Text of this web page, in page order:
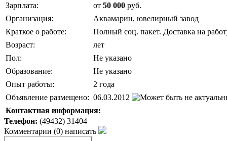
Зарплата:
от 50 000 руб.
Организация:
Аквамарин, ювелирный завод
Краткое о работе:
Полный соц. пакет. Доставка на
Возраст:
лет
Пол:
Не указано
Образование:
Не указано
Опыт работы:
2 года
Объявление размещено: 06.03.2012
Контактная информация:
Телефон: (49432) 31404
Комментарии (0) написать